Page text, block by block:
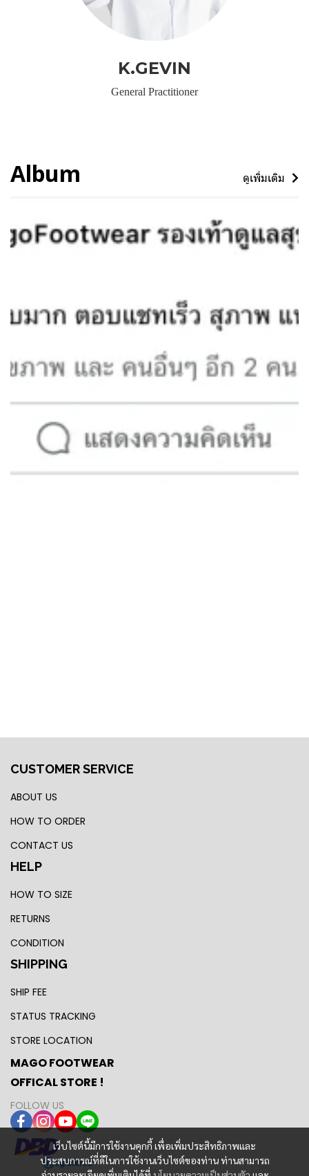
K.GEVIN
General Practitioner
Album ดูเพิ่มเติม
เว็บไซต์นี้มีการใช้งานคุกกี้ เพื่อเพิ่มประสิทธิภาพและ
ประสบการณ์ที่ดีในการใช้งานเว็บไซต์ของท่าน ท่านสามารถ
CUSTOMER SERVICE
ABOUT US
HOW TO ORDER
CONTACT US
HELP
HOW TO SIZE
RETURNS
CONDITION
SHIPPING
SHIP FEE
STATUS TRACKING
STORE LOCATION
MAGO FOOTWEAR
OFFICAL STORE !
FOLLOW US